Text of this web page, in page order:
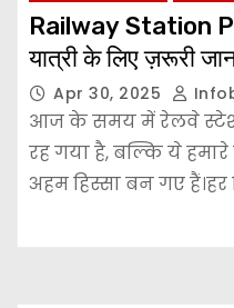
Railway Station
यात्री के लिए ज़रूरी
Apr 30, 2025
आज के समय में रेलवे स्टेशन
रह गया है, बल्कि ये हमारे
अहम हिस्सा बन गए हैं।हर